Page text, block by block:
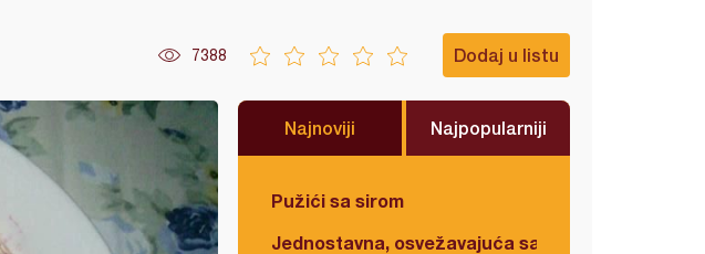
7388 Dodaj u listu
Najnoviji Najpopularniji
Pužići sa sirom
Jednostavna, osvežavajuća salata